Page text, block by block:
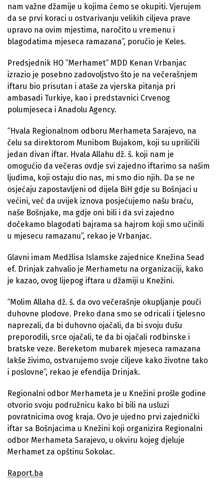
nam važne džamije u kojima ćemo se okupiti. Vjerujem
da se prvi koraci u ostvarivanju velikih ciljeva prave
upravo na ovim mjestima, naročito u vremenu i
blagodatima mjeseca ramazana”, poručio je Keles.
Predsjednik HO ”Merhamet“ MDD Kenan Vrbanjac
izrazio je posebno zadovoljstvo što je na večerašnjem
iftaru bio prisutan i ataše za vjerska pitanja pri
ambasadi Turkiye, kao i predstavnici Crvenog
polumjeseca i Anadolu Agency.
“Hvala Regionalnom odboru Merhameta Sarajevo, na
čelu sa direktorom Munibom Bujakom, koji su upriličili
jedan divan iftar. Hvala Allahu dž. š. koji nam je
omogućio da večeras ovdje svi zajedno iftarimo sa našim
ljudima, koji ostaju dio nas, mi smo dio njih. Da se ne
osjećaju zapostavljeni od dijela BiH gdje su Bošnjaci u
većini, već da uvijek iznova posjećujemo našu braću,
naše Bošnjake, ma gdje oni bili i da svi zajedno
dočekamo blagodati bajrama sa hajrom koji smo učinili
u mjesecu ramazanu”, rekao je Vrbanjac.
Glavni imam Medžlisa Islamske zajednice Knežina Sead
ef. Drinjak zahvalio je Merhametu na organizaciji, kako
je kazao, ovog lijepog iftara u džamiji u Knežini.
“Molim Allaha dž. š. da ovo večerašnje okupljanje pouči
duhovne plodove. Preko dana smo se odricali i tjelesno
naprezali, da bi duhovno ojačali, da bi svoju dušu
preporodili, srce ojačali, te da bi ojačali rodbinske i
bratske veze. Bereketom mubarek mjeseca ramazana
lakše živimo, ostvarujemo svoje ciljeve kako životne tako
i poslovne”, rekao je efendija Drinjak.
Regionalni odbor Merhameta je u Knežini prošle godine
otvorio svoju podružnicu kako bi bili na usluzi
povratnicima ovog kraja. Ovo je ujedno prvi zajednički
iftar sa Bošnjacima u Knežini koji organizira Regionalni
odbor Merhameta Sarajevo, u okviru kojeg djeluje
Merhamet za opštinu Sokolac.
Raport.ba